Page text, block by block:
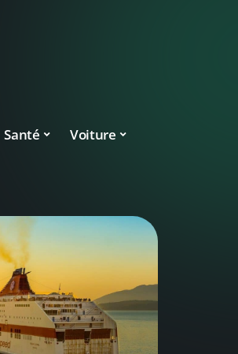
Santé Voiture